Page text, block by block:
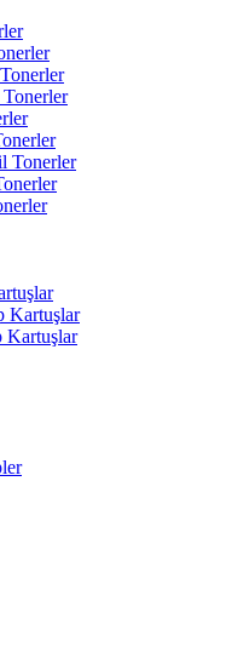
Tonerler
Kartuşlar
Kartuşlar